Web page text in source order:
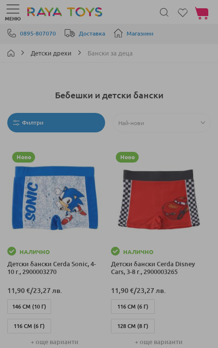
Прескачане към съдържанието
0895-807070 Доставка Магазини
МЕНЮ
Моята
Детски дрехи Бански за деца
Бебешки и детски бански
Филтри
Ново
НАЛИЧНО
Детски бански Cerda Sonic, 4-
10 г., 2900003270
11,90 €/23,27 лв.
146 СМ (10 Г)
116 СМ (6 Г)
128 СМ (8 Г)
+ още варианти
Ново
НАЛИЧНО
Детски бански Cerda Disney
Cars, 3-8 г., 2900003265
11,90 €/23,27 лв.
116 СМ (6 Г)
128 СМ (8 Г)
104 СМ (4 Г)
+ още варианти